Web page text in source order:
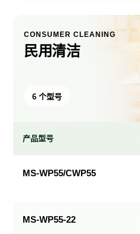
CONSUMER CLEANING
民用清洁
6 个型号
产品型号
MS-WP55/CWP55
MS-WP55-22